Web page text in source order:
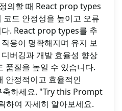
의할 때 React prop types
드 안정성을 높이고 오류
. React prop types를 추
용이 명확해지며 유지 보
버깅과 개발 효율성 향상
품질을 높일 수 있습니다.
안정적이고 효율적인
축하세요. "Try this Prompt
하여 자세히 알아보세요.